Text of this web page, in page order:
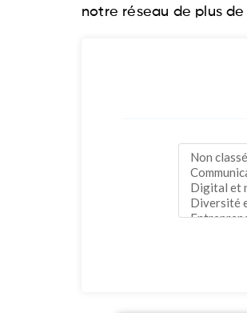
notre réseau de plus